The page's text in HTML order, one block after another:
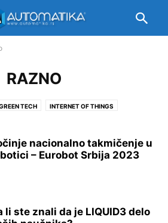
RAZNO
TECH INTERNET OF THINGS
LOGIKA ROBOTIKA
UPRAVLJANJE PROCESIMA VR/AR
nacionalno takmičenje u
– Eurobot Srbija 2023
li ste znali da je LIQUID3 delo